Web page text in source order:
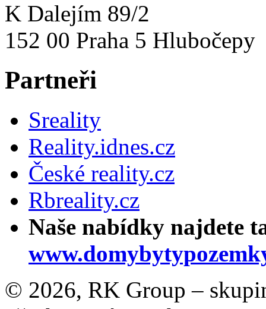
K Dalejím 89/2
152 00 Praha 5 Hlubočepy
Partneři
Sreality
Reality.idnes.cz
České reality.cz
Rbreality.cz
Naše nabídky najdete
© 2026, RK Group –